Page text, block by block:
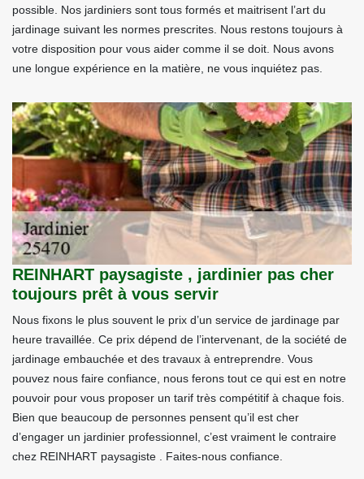
possible. Nos jardiniers sont tous formés et maitrisent l’art du
jardinage suivant les normes prescrites. Nous restons toujours à
votre disposition pour vous aider comme il se doit. Nous avons
une longue expérience en la matière, ne vous inquiétez pas.
REINHART paysagiste , jardinier pas cher
toujours prêt à vous servir
Nous fixons le plus souvent le prix d’un service de jardinage par
heure travaillée. Ce prix dépend de l’intervenant, de la société de
jardinage embauchée et des travaux à entreprendre. Vous
pouvez nous faire confiance, nous ferons tout ce qui est en notre
pouvoir pour vous proposer un tarif très compétitif à chaque fois.
Bien que beaucoup de personnes pensent qu’il est cher
d’engager un jardinier professionnel, c’est vraiment le contraire
chez REINHART paysagiste . Faites-nous confiance.